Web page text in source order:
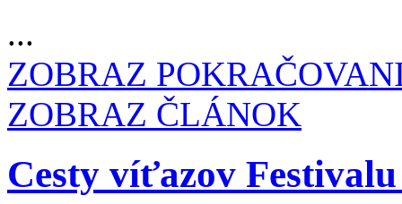
...
ZOBRAZ
ZOBRAZ ČLÁNOK
Cesty víťazov